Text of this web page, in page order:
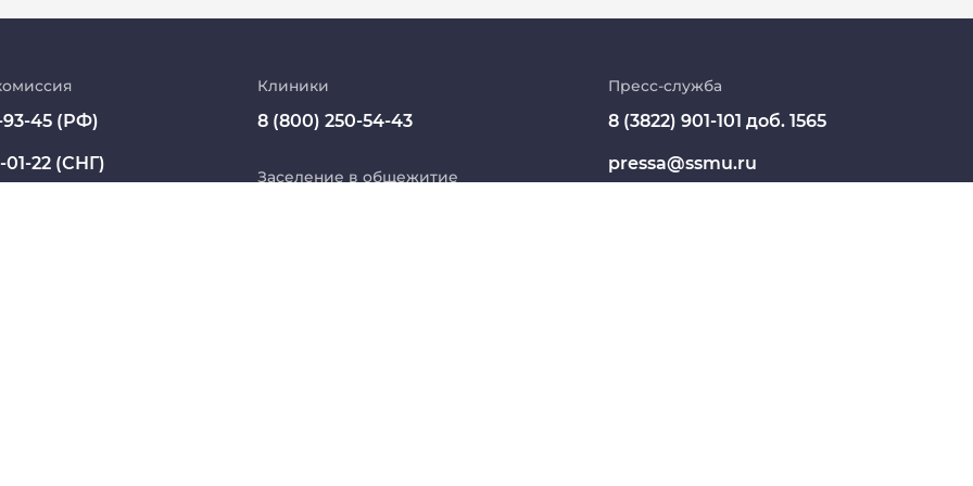
МедКласс
МАСЦ СибГМУ
Научно-медицинская библиотека
Цифровые сервисы
Единая платежная система
Образовательный портал
45 (РФ)
01-22 (СНГ)
Клиники
8 (800) 250-54-43
Заселение в общежитие
Пресс-служба
8 (3822) 901-101 доб. 1565
pressa@ssmu.ru